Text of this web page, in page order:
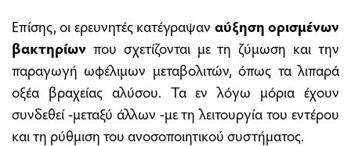
Επίσης, οι ερευνητές κατέγραψαν αύξηση ορισμένων
βακτηρίων που σχετίζονται με τη ζύμωση και την
παραγωγή ωφέλιμων μεταβολιτών, όπως τα λιπαρά
οξέα βραχείας αλύσου. Τα εν λόγω μόρια έχουν
συνδεθεί -μεταξύ άλλων -με τη λειτουργία του εντέρου
και τη ρύθμιση του ανοσοποιητικού συστήματος.